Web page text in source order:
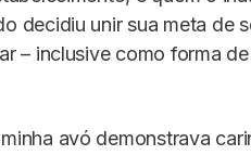
decidiu unir sua meta de
– inclusive como forma
avó demonstrava